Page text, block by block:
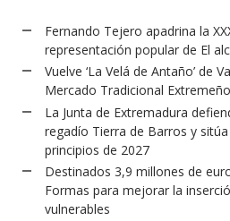
Fernando Tejero apadrina la
representación popular de El
Vuelve ‘La Velá de Antaño’ de
Mercado Tradicional Extremeño
La Junta de Extremadura
regadío Tierra de Barros y
principios de 2027
Destinados 3,9 millones de
Formas para mejorar la
vulnerables